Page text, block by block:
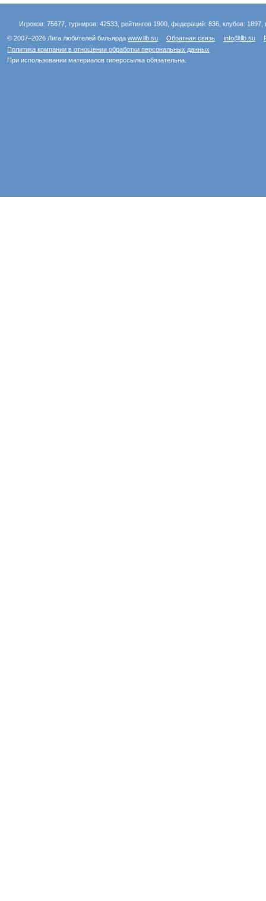
Игроков: 75677, турниров: 42533, рейтингов 1900, федераций: 836, клубов:
© 2007–2026 Лига любителей бильярдаwww.llb.su Обратная связь info@llb.su
Политика компании в отношении обработки персональных данных
При использовании материалов гиперссылка обязательна.